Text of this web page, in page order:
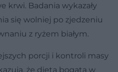
krwi. Badania wykazały
się wolniej po zjedzeniu
z ryżem białym.
porcji i kontroli masy
że dieta bogata w